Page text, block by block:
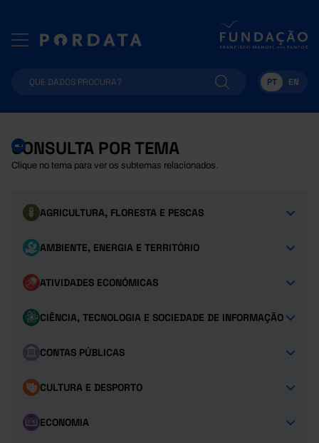
PT EN
CONSULTA POR TEMA
Clique no tema para ver os subtemas relacionados.
AGRICULTURA, FLORESTA E PESCAS
AMBIENTE, ENERGIA E TERRITÓRIO
ATIVIDADES ECONÓMICAS
CIÊNCIA, TECNOLOGIA E SOCIEDADE DE INFORMAÇÃO
CONTAS PÚBLICAS
CULTURA E DESPORTO
ECONOMIA